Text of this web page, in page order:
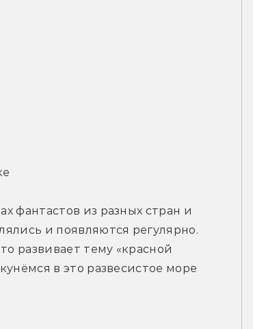
фантастов из разных стран и
и появляются регулярно.
развивает тему «красной
в это развесистое море